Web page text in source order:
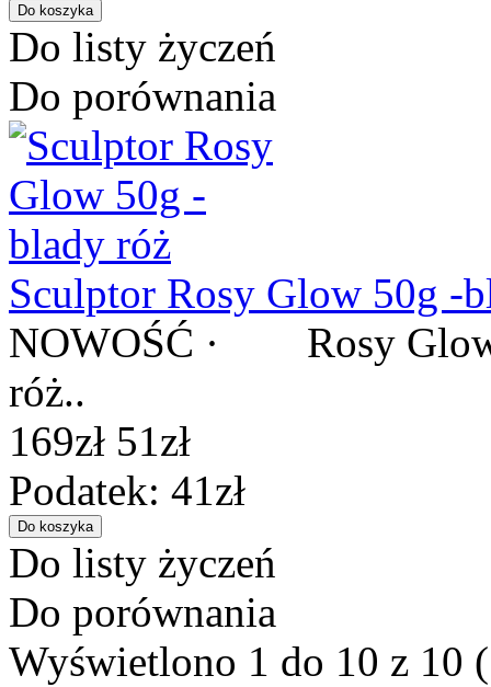
Do listy życzeń
Do porównania
Sculptor Rosy Glow 50g -
NOWOŚĆ · Rosy Glow
róż..
169zł 51zł
Podatek: 41zł
Do listy życzeń
Do porównania
Wyświetlono 1 do 10 z 10